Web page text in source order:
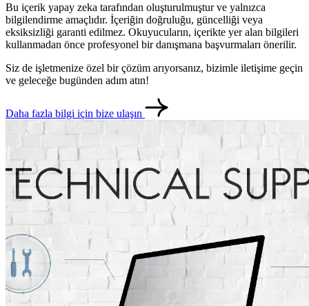
İletişim
Bu içerik yapay zeka tarafından oluşturulmuştur ve yalnızca
bilgilendirme amaçlıdır. İçeriğin doğruluğu, güncelliği veya
eksiksizliği garanti edilmez. Okuyucuların, içerikte yer alan bilgileri
kullanmadan önce profesyonel bir danışmana başvurmaları önerilir.
Siz de işletmenize özel bir çözüm arıyorsanız, bizimle iletişime geçin
ve geleceğe bugünden adım atın!
Daha fazla bilgi için bize ulaşın